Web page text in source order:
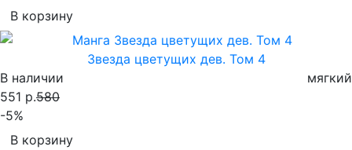
В корзину
Звезда цветущих дев. Том 4
В наличии
мягкий
551 р.580
-5%
В корзину